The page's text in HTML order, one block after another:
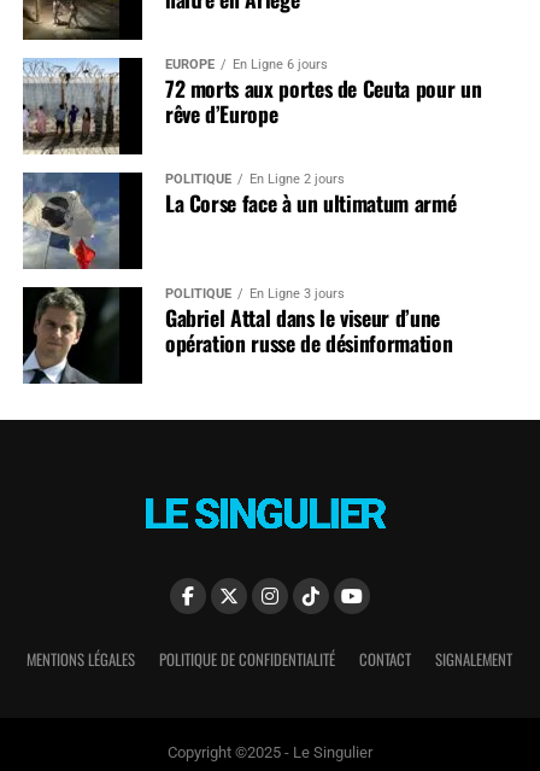
EUROPE En Ligne 6 jours
72 morts aux portes de Ceuta pour un
rêve d’Europe
POLITIQUE En Ligne 2 jours
La Corse face à un ultimatum armé
POLITIQUE En Ligne 3 jours
Gabriel Attal dans le viseur d’une
opération russe de désinformation
MENTIONS LÉGALES POLITIQUE DE CONFIDENTIALITÉ CONTACT SIGNALEMENT
Copyright ©2025 - Le Singulier